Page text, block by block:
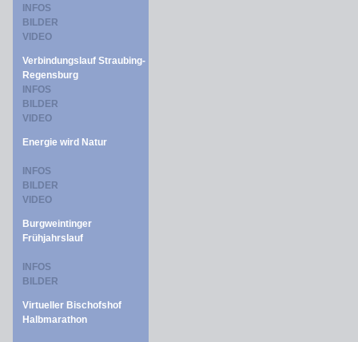
INFOS
BILDER
VIDEO
Verbindungslauf Straubing-
Regensburg
INFOS
BILDER
VIDEO
Energie wird Natur
INFOS
BILDER
VIDEO
Burgweintinger
Frühjahrslauf
INFOS
BILDER
Virtueller Bischofshof
Halbmarathon